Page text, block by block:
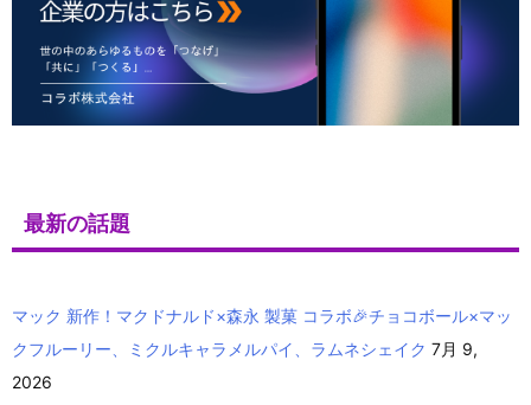
最新の話題
マック 新作！マクドナルド×森永 製菓 コラボ🎉チョコボール×マッ
クフルーリー、ミクルキャラメルパイ、ラムネシェイク 7月 9,
2026